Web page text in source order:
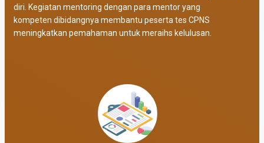
diri. Kegiatan mentoring dengan para mentor yang
kompeten dibidangnya membantu peserta tes CPNS
meningkatkan pemahaman untuk meraihs kelulusan.